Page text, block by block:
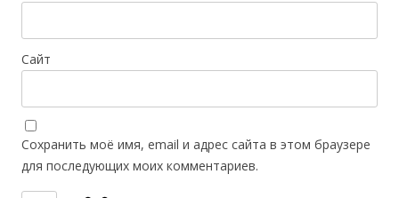
Сайт
Сохранить моё имя, email и адрес сайта в этом браузере
для последующих моих комментариев.